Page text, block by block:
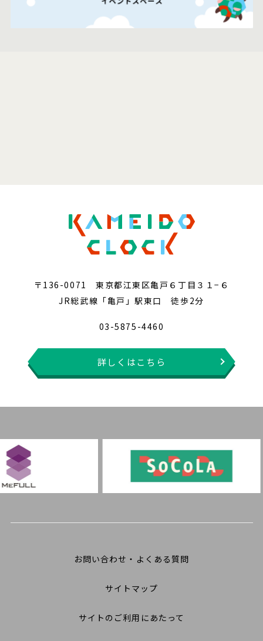
〒136-0071 東京都江東区亀戸６丁目３１−６
JR総武線「亀戸」駅東口 徒歩2分
03-5875-4460
詳しくはこちら
お問い合わせ・よくある質問
サイトマップ
サイトのご利用にあたって